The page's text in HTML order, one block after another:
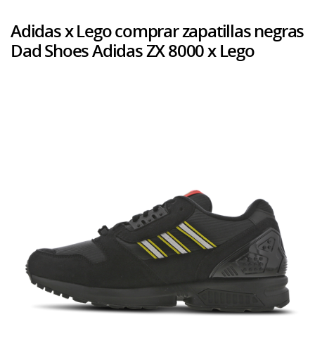
Adidas x Lego comprar zapatillas negras
Dad Shoes Adidas ZX 8000 x Lego